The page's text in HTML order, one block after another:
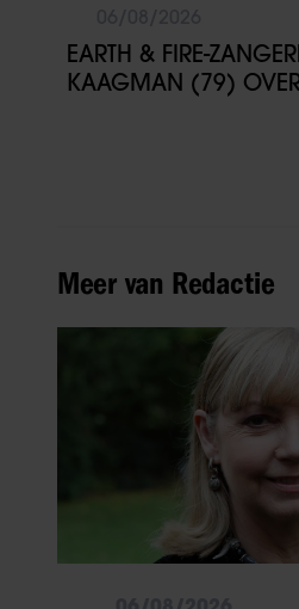
EARTH & FIRE-
KAAGMAN (79)
Meer van Redactie